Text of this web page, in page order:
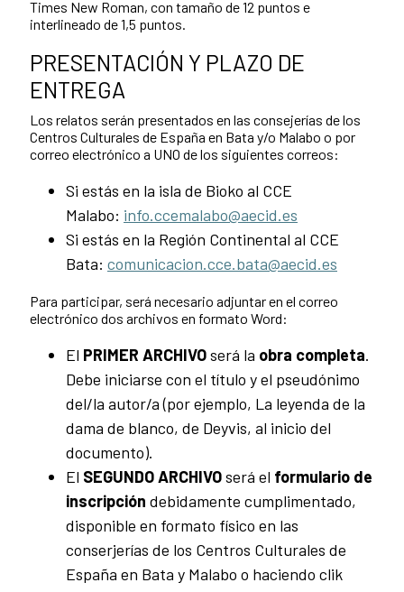
Times New Roman, con tamaño de 12 puntos e
interlineado de 1,5 puntos.
PRESENTACIÓN Y PLAZO DE
ENTREGA
Los relatos serán presentados en las consejerías de los
Centros Culturales de España en Bata y/o Malabo o por
correo electrónico a UNO de los siguientes correos:
Si estás en la isla de Bioko al CCE
Malabo: info.ccemalabo@aecid.es
Si estás en la Región Continental al CCE
Bata: comunicacion.cce.bata@aecid.es
Para participar, será necesario adjuntar en el correo
electrónico dos archivos en formato Word:
El PRIMER ARCHIVOserá la obra completa.
Debe iniciarse con el título y el pseudónimo
del/la autor/a (por ejemplo, La leyenda de la
dama de blanco, de Deyvis, al inicio del
documento).
El SEGUNDO ARCHIVOserá el formulario de
inscripción debidamente cumplimentado,
disponible en formato físico en las
conserjerías de los Centros Culturales de
España en Bata y Malabo o haciendo clik